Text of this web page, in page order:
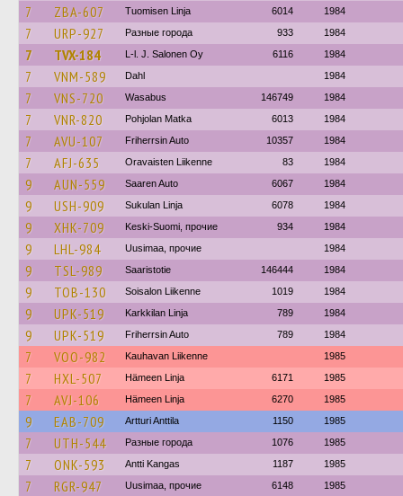
7 ZBA-607 Tuomisen Linja 6014 1984
7 URP-927 Разные города 933 1984
7 TVX-184 L-l. J. Salonen Oy 6116 1984
7 VNM-589 Dahl 1984
7 VNS-720 Wasabus 146749 1984
7 VNR-820 Pohjolan Matka 6013 1984
7 AVU-107 Friherrsin Auto 10357 1984
7 AFJ-635 Oravaisten Liikenne 83 1984
9 AUN-559 Saaren Auto 6067 1984
9 USH-909 Sukulan Linja 6078 1984
9 XHK-709 Keski-Suomi, прочие 934 1984
9 LHL-984 Uusimaa, прочие 1984
9 TSL-989 Saaristotie 146444 1984
9 TOB-130 Soisalon Liikenne 1019 1984
9 UPK-519 Karkkilan Linja 789 1984
9 UPK-519 Friherrsin Auto 789 1984
7 VOO-982 Kauhavan Liikenne 1985
7 HXL-507 Hämeen Linja 6171 1985
7 AVJ-106 Hämeen Linja 6270 1985
9 EAB-709 Artturi Anttila 1150 1985
7 UTH-544 Разные города 1076 1985
7 ONK-593 Antti Kangas 1187 1985
7 RGR-947 Uusimaa, прочие 6148 1985